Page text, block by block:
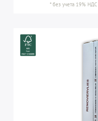
*без учета 19% НДС